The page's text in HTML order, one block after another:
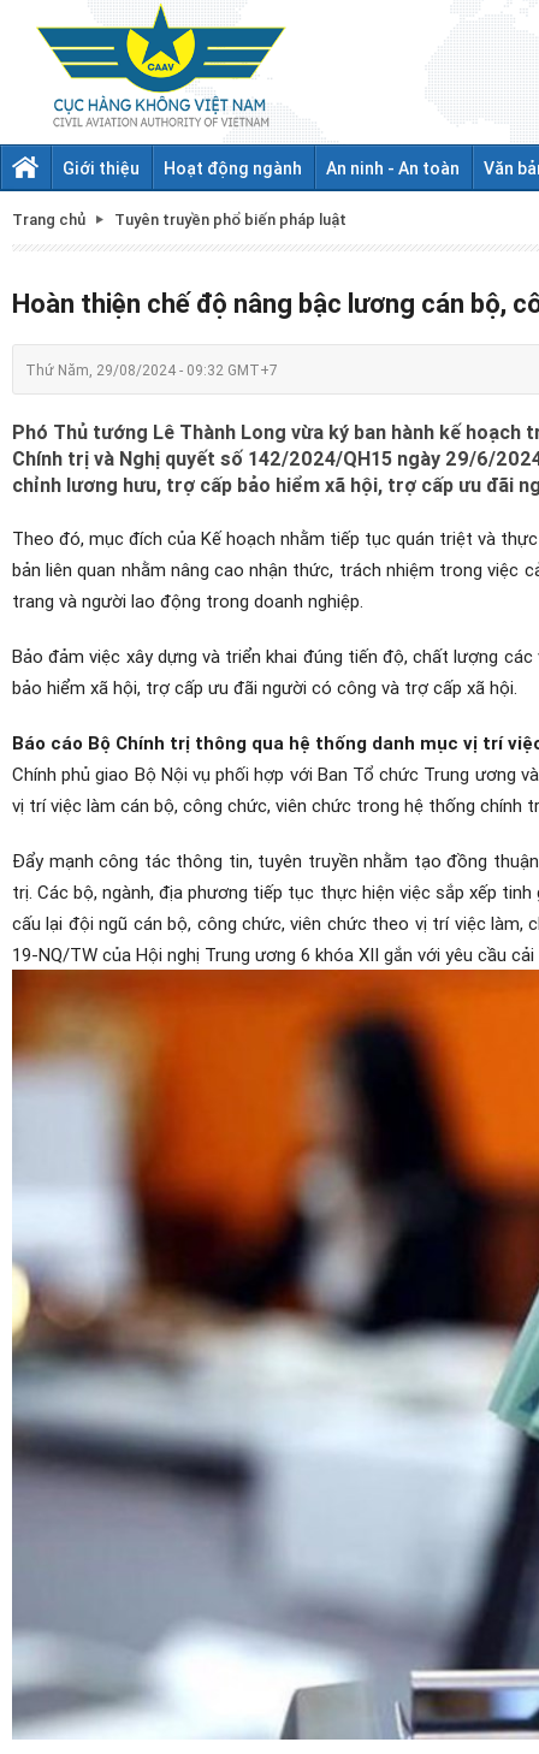
Giới thiệu Hoạt động ngành An ninh - An toàn Văn
Trang chủ Tuyên truyền phổ biến pháp luật
Hoàn thiện chế độ nâng bậc lương cán bộ,
Thứ Năm, 29/08/2024 - 09:32 GMT+7
Phó Thủ tướng Lê Thành Long vừa ký ban hành kế
Chính trị và Nghị quyết số 142/2024/QH15 ngày 29/6/
chỉnh lương hưu, trợ cấp bảo hiểm xã hội, trợ cấp ưu đãi
Theo đó, mục đích của Kế hoạch nhằm tiếp tục quán triệt và
bản liên quan nhằm nâng cao nhận thức, trách nhiệm trong việc
trang và người lao động trong doanh nghiệp.
Bảo đảm việc xây dựng và triển khai đúng tiến độ, chất lượng
bảo hiểm xã hội, trợ cấp ưu đãi người có công và trợ cấp xã hội.
Báo cáo Bộ Chính trị thông qua hệ thống danh mục vị trí
Chính phủ giao Bộ Nội vụ phối hợp với Ban Tổ chức Trung ương
vị trí việc làm cán bộ, công chức, viên chức trong hệ thống chính
Đẩy mạnh công tác thông tin, tuyên truyền nhằm tạo đồng
trị. Các bộ, ngành, địa phương tiếp tục thực hiện việc sắp xếp
cấu lại đội ngũ cán bộ, công chức, viên chức theo vị trí việc
19-NQ/TW của Hội nghị Trung ương 6 khóa XII gắn với yêu cầu